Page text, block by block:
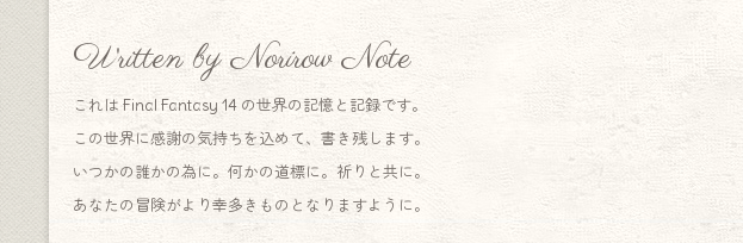
Written by Norirow Note
これは Final Fantasy 14 の世界の記憶と記録です。
この世界に感謝の気持ちを込めて、書き残します。
いつかの誰かの為に。何かの道標に。祈りと共に。
あなたの冒険がより幸多きものとなりますように。